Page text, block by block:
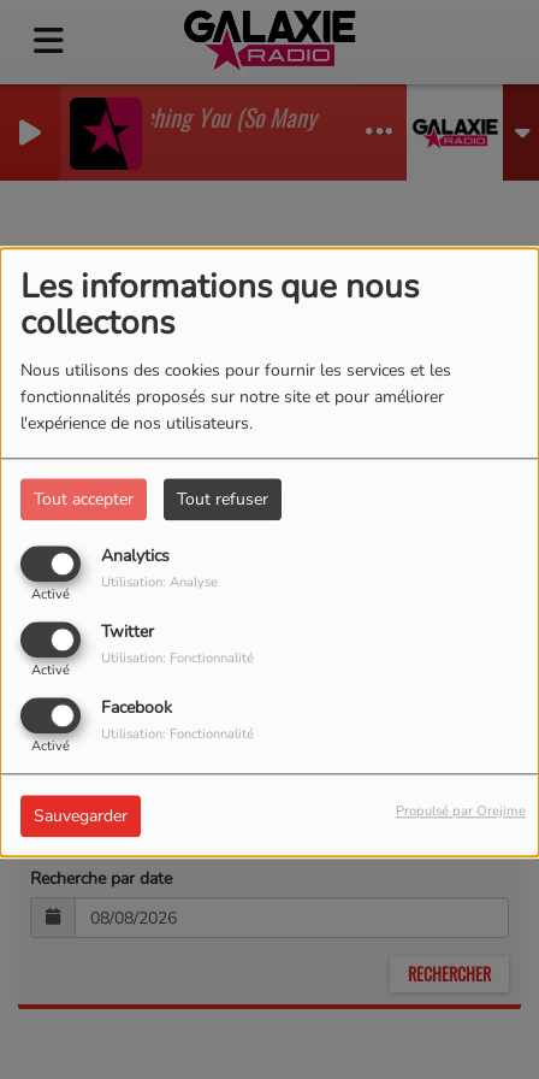
Les informations que nous
collectons
Nous utilisons des cookies pour fournir les services et les
fonctionnalités proposés sur notre site et pour améliorer
l'expérience de nos utilisateurs.
Tout accepter Tout refuser
Analytics
Activé
Utilisation: Analyse
Twitter
Activé
Utilisation: Fonctionnalité
Facebook
Activé
Utilisation: Fonctionnalité
Sauvegarder Propulsé par Orejime
I'm Watching You (So Many Times) (Sean Finn
GADJO
Agenda RSS
Recherche par lieu
Recherche par date